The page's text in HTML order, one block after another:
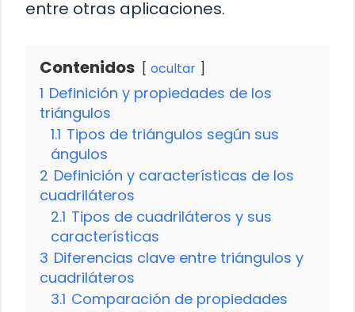
entre otras aplicaciones.
Contenidos ocultar
1 Definición y propiedades de los
triángulos
1.1 Tipos de triángulos según sus
ángulos
2 Definición y características de los
cuadriláteros
2.1 Tipos de cuadriláteros y sus
características
3 Diferencias clave entre triángulos y
cuadriláteros
3.1 Comparación de propiedades